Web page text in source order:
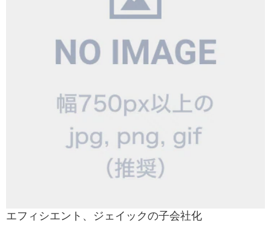
M&Aニュース
お知らせ・イベントレポート
エフィシエント、ジェイックの子会社化